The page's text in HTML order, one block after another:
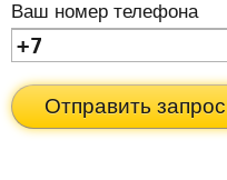
Ваш номер телефона
Отправить запрос